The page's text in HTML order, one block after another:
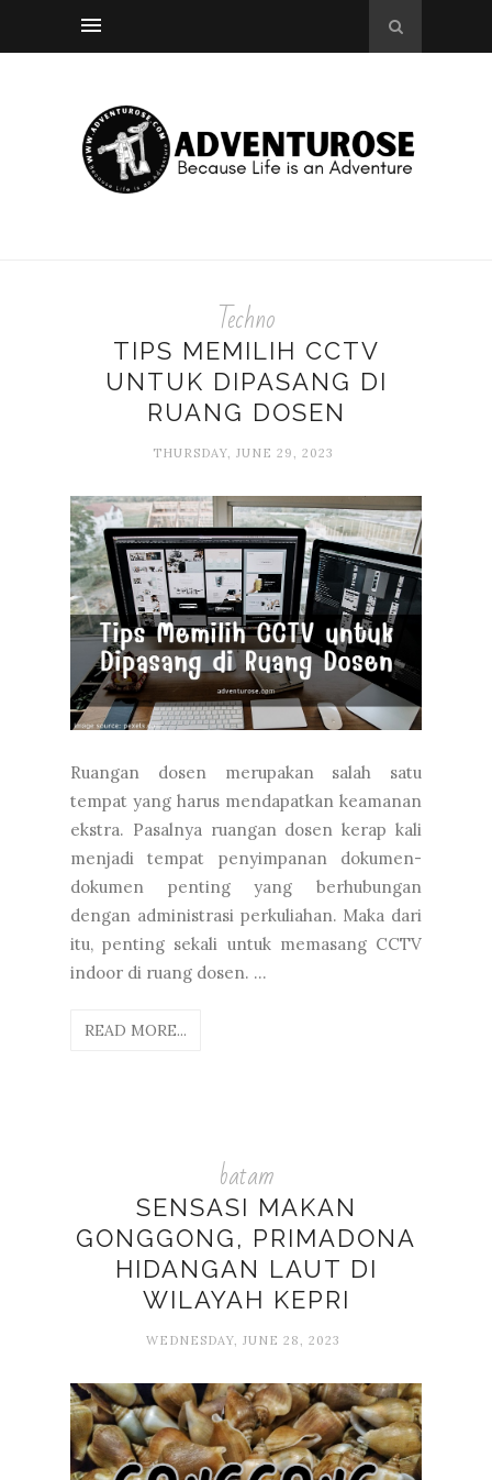
Techno
TIPS MEMILIH CCTV
UNTUK DIPASANG DI
RUANG DOSEN
THURSDAY, JUNE 29, 2023
Ruangan dosen merupakan salah satu
tempat yang harus mendapatkan keamanan
ekstra. Pasalnya ruangan dosen kerap kali
menjadi tempat penyimpanan dokumen-
dokumen penting yang berhubungan
dengan administrasi perkuliahan. Maka dari
itu, penting sekali untuk memasang CCTV
indoor di ruang dosen. ...
READ MORE...
batam
SENSASI MAKAN
GONGGONG, PRIMADONA
HIDANGAN LAUT DI
WILAYAH KEPRI
WEDNESDAY, JUNE 28, 2023